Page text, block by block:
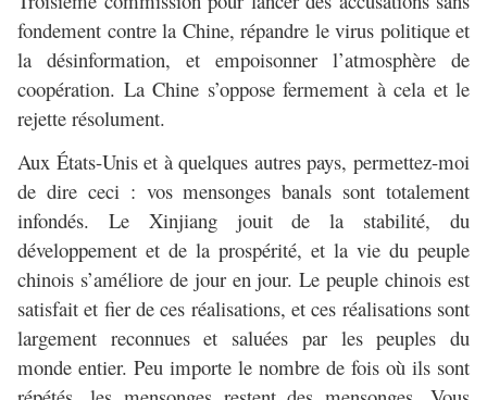
fondement contre la Chine, répandre le virus politique et
la désinformation, et empoisonner l’atmosphère de
coopération. La Chine s’oppose fermement à cela et le
rejette résolument.
Aux États-Unis et à quelques autres pays, permettez-moi
de dire ceci : vos mensonges banals sont totalement
infondés. Le Xinjiang jouit de la stabilité, du
développement et de la prospérité, et la vie du peuple
chinois s’améliore de jour en jour. Le peuple chinois est
satisfait et fier de ces réalisations, et ces réalisations sont
largement reconnues et saluées par les peuples du
monde entier. Peu importe le nombre de fois où ils sont